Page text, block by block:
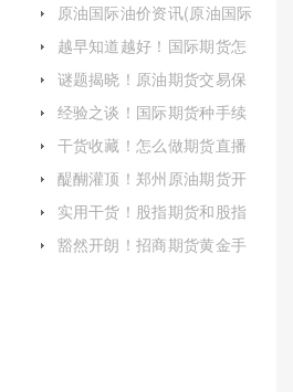
原油国际油价资讯(原油国际
油价资讯最新)
越早知道越好！国际期货怎
么买卖(合理的策略和严格的
纪律)
谜题揭晓！原油期货交易保
证金（根据市场波动情况进
行调整）
经验之谈！国际期货种手续
费(帮助投资者更好地理解和
管理交易成本)
干货收藏！怎么做期货直播
喊单(行业动态和最新研究成
果)
醍醐灌顶！郑州原油期货开
户(原油期货账户开立条件)
实用干货！股指期货和股指
期权哪个风险大(风险管理工
具)
豁然开朗！招商期货黄金手